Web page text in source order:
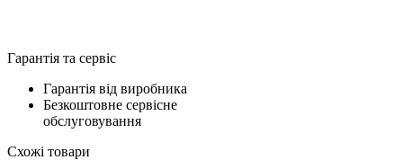
Гарантія та сервіс
Гарантія від виробника
Безкоштовне сервісне
обслуговування
Схожі товари